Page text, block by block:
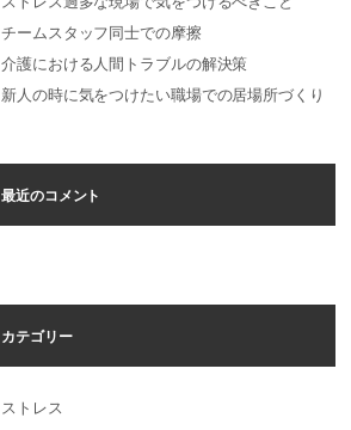
チームスタッフ同士での摩擦
介護における人間トラブルの解決策
新人の時に気をつけたい職場での居場所づくり
最近のコメント
カテゴリー
ストレス